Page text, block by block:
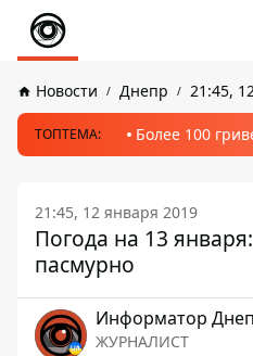
Новости Днепр 21:45,
ТОПТЕМА: Более 100
21:45, 12 января 2019
Погода на 13
пасмурно
Информатор
ЖУРНАЛИСТ